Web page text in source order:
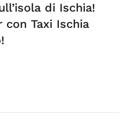
di Ischia!
Taxi Ischia